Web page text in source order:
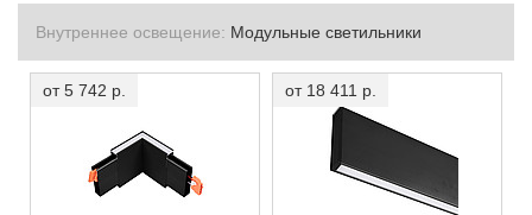
Внутреннее освещение: Модульные светильники
от 5 742 р. от 18 411 р.